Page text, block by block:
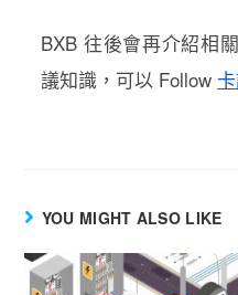
BXB 往後會再介紹相
議知識，可以 Follow
YOU MIGHT ALSO LIKE